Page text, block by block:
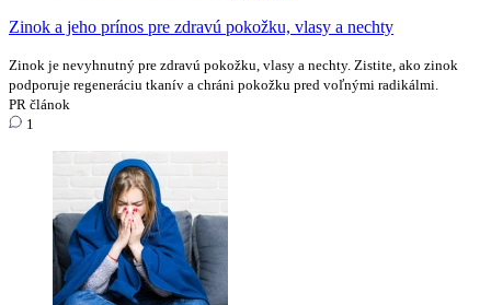
Zinok a jeho prínos pre zdravú pokožku, vlasy a nechty
Zinok je nevyhnutný pre zdravú pokožku, vlasy a nechty. Zistite, ako zinok
podporuje regeneráciu tkanív a chráni pokožku pred voľnými radikálmi.
PR článok
1